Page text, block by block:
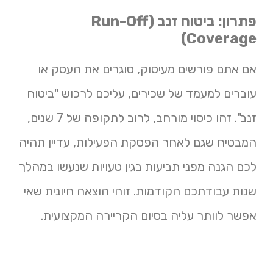
פתרון: ביטוח זנב (Run-Off
Coverage)
אם אתם פורשים מעיסוק, סוגרים את העסק או
עוברים למעמד של שכירים, עליכם לרכוש "ביטוח
זנב". זהו כיסוי מורחב, לרוב לתקופה של 7 שנים,
המבטיח שגם לאחר הפסקת הפעילות, עדיין תהיה
לכם הגנה מפני תביעות בגין טעויות שנעשו במהלך
שנות עבודתכם הקודמות. זוהי הוצאה חיונית שאי
אפשר לוותר עליה בסיום הקריירה המקצועית.